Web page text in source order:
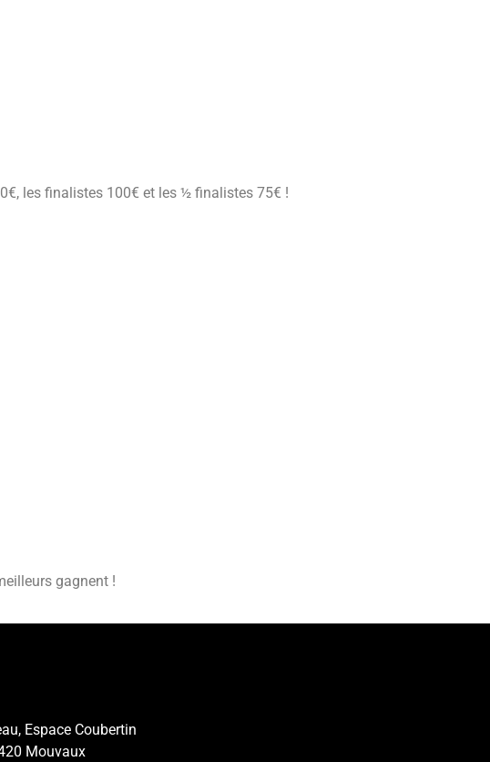
les finalistes 100€ et les ½ finalistes 75€ !
gagnent !
Espace Coubertin
Mouvaux